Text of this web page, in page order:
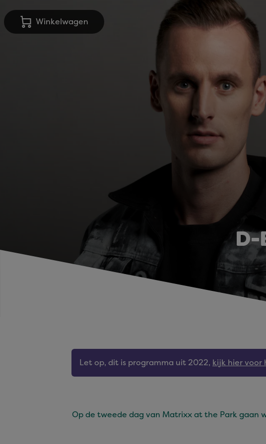
Winkelwagen
D-
Let op, dit is programma uit 2022, kijk hier voor
Op de tweede dag van Matrixx at the Park gaan